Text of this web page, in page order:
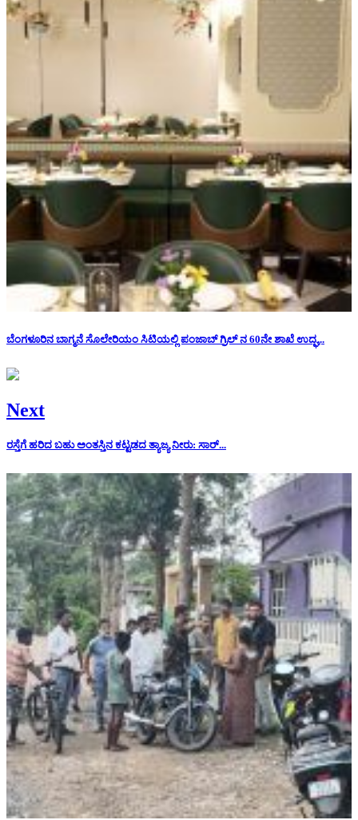
ಬೆಂಗಳೂರಿನ ಬಾಗ್ಮನೆ ಸೊಲೇರಿಯಂ ಸಿಟಿಯಲ್ಲಿ ಪಂಜಾಬ್ ಗ್ರಿಲ್ ನ 60ನೇ ಶಾಖೆ ಉದ್ಘ...
Next
ರಸ್ತೆಗೆ ಹರಿದ ಬಹು ಅಂತಸ್ತಿನ ಕಟ್ಟಡದ ತ್ಯಾಜ್ಯ ನೀರು: ಸಾರ್...